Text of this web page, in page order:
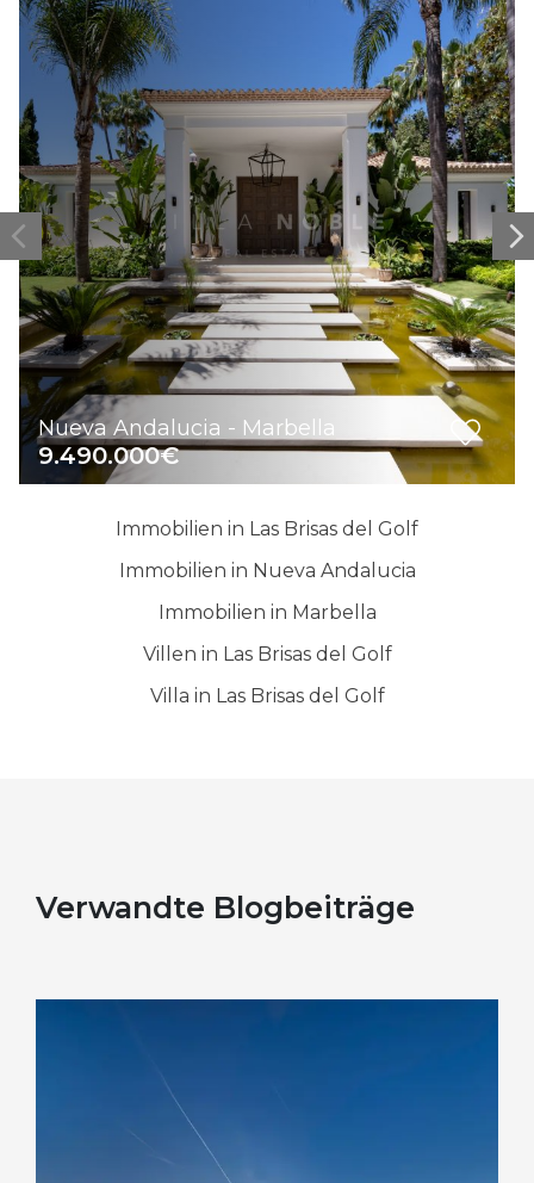
Nueva Andalucia - Marbella
9.490.000€
Immobilien in Las Brisas del Golf
Immobilien in Nueva Andalucia
Immobilien in Marbella
Villen in Las Brisas del Golf
Villa in Las Brisas del Golf
Verwandte Blogbeiträge